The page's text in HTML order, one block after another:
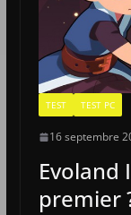
TEST TEST PC
16 septembre
Evoland
premier